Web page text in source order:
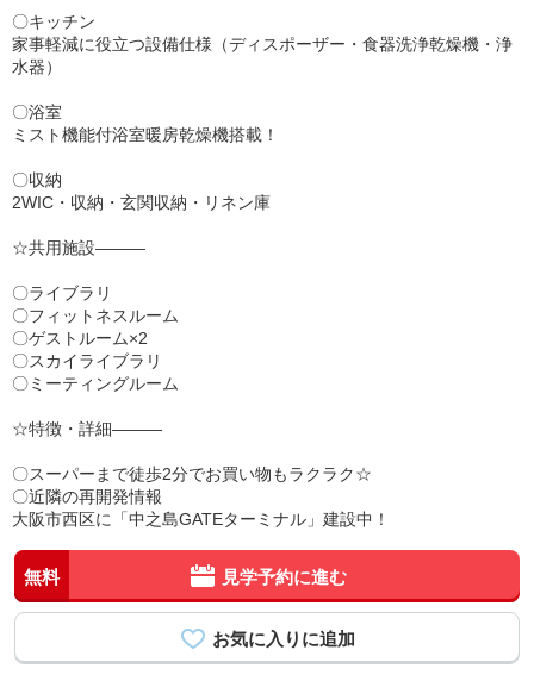
〇キッチン
家事軽減に役立つ設備仕様（ディスポーザー・食器洗浄乾燥機・浄
水器）
〇浴室
ミスト機能付浴室暖房乾燥機搭載！
〇収納
2WIC・収納・玄関収納・リネン庫
☆共用施設―――
〇ライブラリ
〇フィットネスルーム
〇ゲストルーム×2
〇スカイライブラリ
〇ミーティングルーム
☆特徴・詳細―――
〇スーパーまで徒歩2分でお買い物もラクラク☆
〇近隣の再開発情報
大阪市西区に「中之島GATEターミナル」建設中！
無料 見学予約に進む